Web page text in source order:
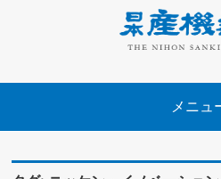
メニュ